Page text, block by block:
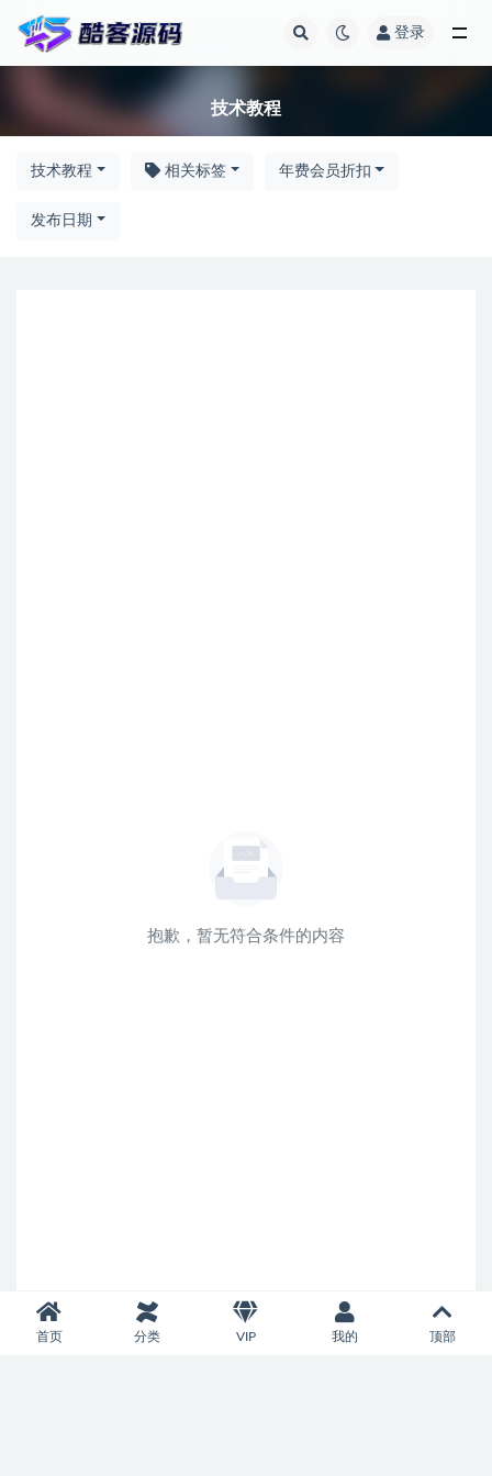
登录
技术教程
技术教程 相关标签 年费会员折扣
发布日期
抱歉，暂无符合条件的内容
首页 分类 VIP 我的 顶部